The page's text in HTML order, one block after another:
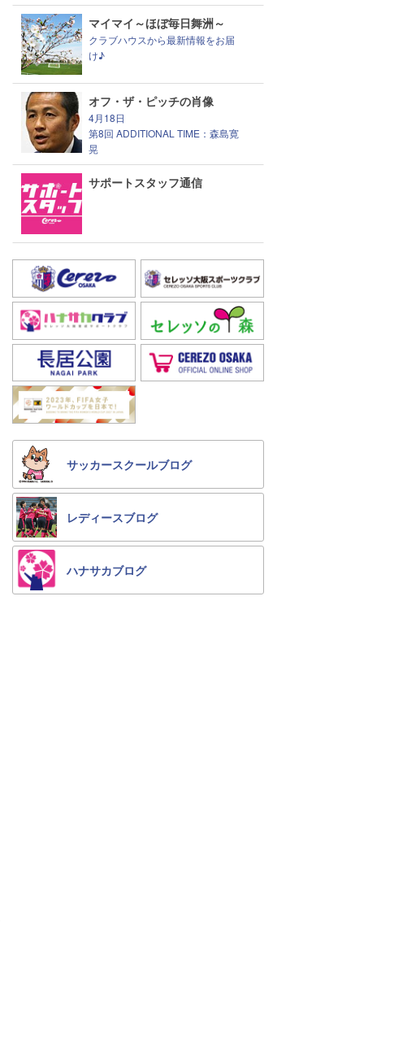
マイマイ～ほぼ毎日舞洲～
クラブハウスから最新情報をお届
け♪
オフ・ザ・ピッチの肖像
4月18日
第8回 ADDITIONAL TIME：森島寛
晃
サポートスタッフ通信
サッカースクールブログ
レディースブログ
ハナサカブログ